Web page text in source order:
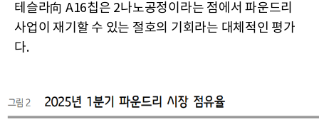
테슬라向 A16칩은 2나노공정이라는 점에서 파운드리
사업이 재기할 수 있는 절호의 기회라는 대체적인 평가
다.